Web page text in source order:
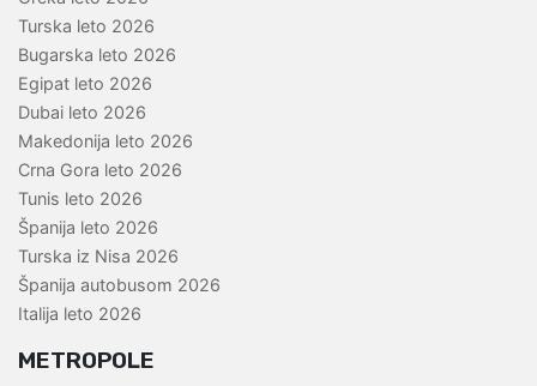
Turska leto 2026
Bugarska leto 2026
Egipat leto 2026
Dubai leto 2026
Makedonija leto 2026
Crna Gora leto 2026
Tunis leto 2026
Španija leto 2026
Turska iz Nisa 2026
Španija autobusom 2026
Italija leto 2026
METROPOLE